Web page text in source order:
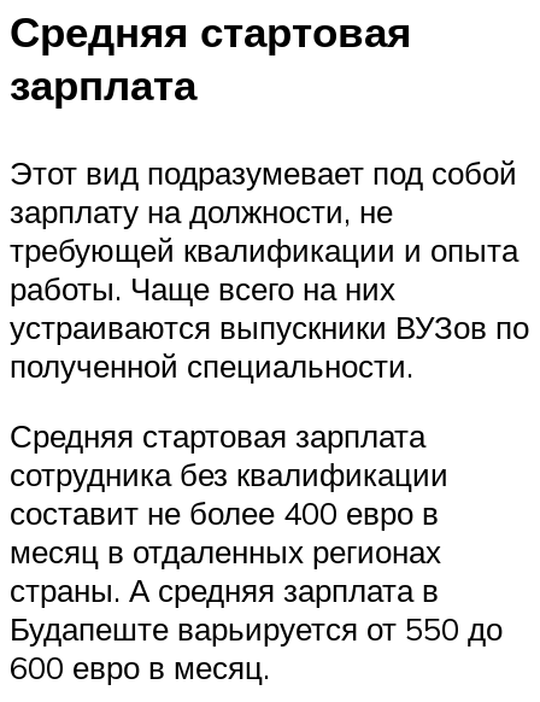
Средняя стартовая
зарплата
Этот вид подразумевает под собой
зарплату на должности, не
требующей квалификации и опыта
работы. Чаще всего на них
устраиваются выпускники ВУЗов по
полученной специальности.
Средняя стартовая зарплата
сотрудника без квалификации
составит не более 400 евро в
месяц в отдаленных регионах
страны. А средняя зарплата в
Будапеште варьируется от 550 до
600 евро в месяц.